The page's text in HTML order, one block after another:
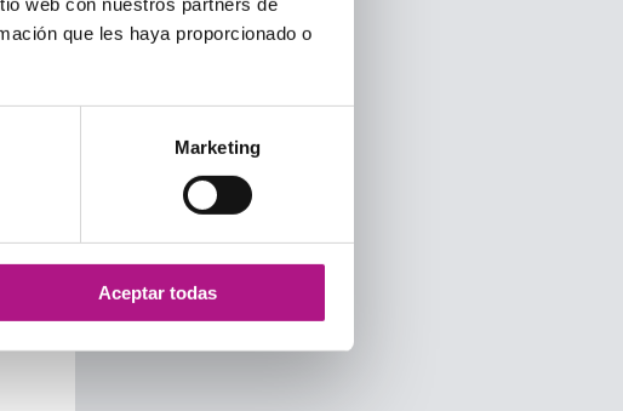
que les haya proporcionado o
Marketing
Aceptar todas